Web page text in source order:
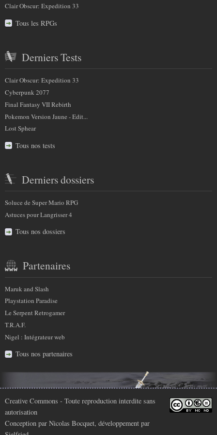
Clair Obscur: Expedition 33
Tous les RPGs
Derniers Tests
Clair Obscur: Expedition 33
Cyberpunk 2077
Final Fantasy VII Rebirth
Pokemon Version Jaune - Edit...
Lost Sphear
Tous nos tests
Derniers dossiers
Soluce de Super Mario RPG
Astuces pour Langrisser 4
Tous nos dossiers
Partenaires
Maruk and Slash
Playstation Paradise
Le Serpent Retrogamer
T.R.A.F.
Nigel : Intégrateur web
Tous nos partenaires
Infos
légales
Creative Commons - Toute reproduction interdite sans
autorisation
Conception par Nicolas Bocquet, développement par